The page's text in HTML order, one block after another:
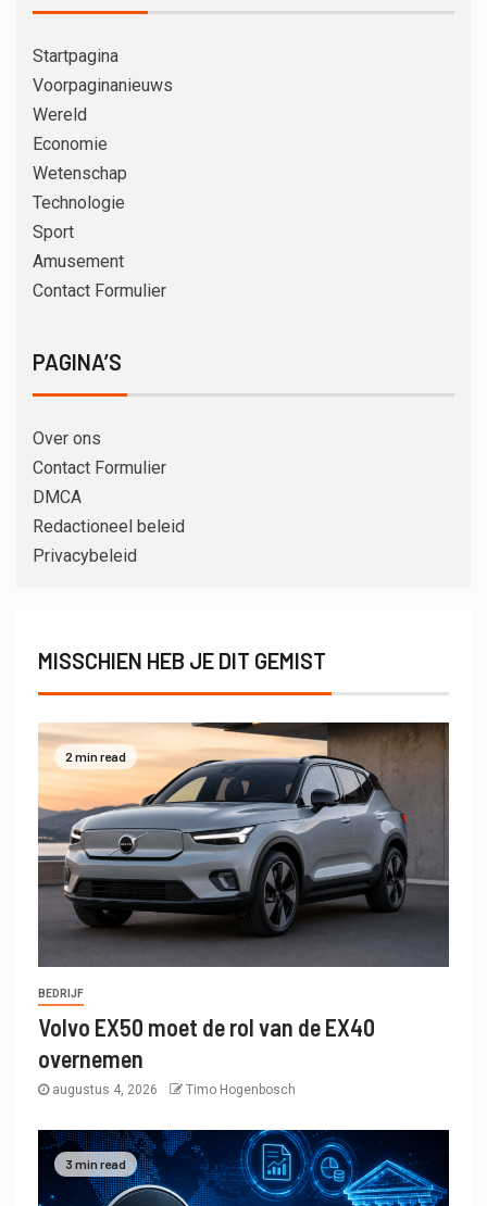
Startpagina
Voorpaginanieuws
Wereld
Economie
Wetenschap
Technologie
Sport
Amusement
Contact Formulier
PAGINA’S
Over ons
Contact Formulier
DMCA
Redactioneel beleid
Privacybeleid
MISSCHIEN HEB JE DIT GEMIST
2 min read
BEDRIJF
Volvo EX50 moet de rol van de EX40
overnemen
augustus 4, 2026 Timo Hogenbosch
3 min read